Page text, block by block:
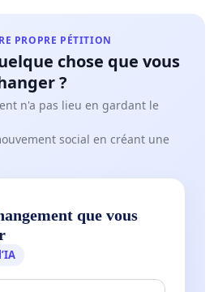
PROPRE PÉTITION
chose que vous
?
n'a pas lieu en gardant le
social en créant une
que vous